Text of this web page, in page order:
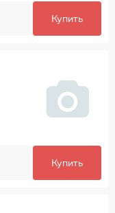
Купить
Купить